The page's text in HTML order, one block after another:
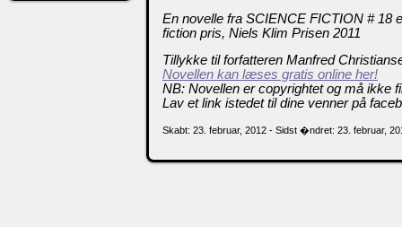
En novelle fra SCIENCE FICTION # 18
fiction pris, Niels Klim Prisen 2011
Tillykke til forfatteren Manfred
Novellen kan læses gratis online her!
NB: Novellen er copyrightet og må ikke
Lav et link istedet til dine venner på
Skabt: 23. februar, 2012 - Sidst �ndret: 23. februar,